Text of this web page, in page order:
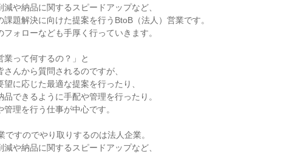
減や納品に関するスピードアップなど、
課題解決に向けた提案を行うBtoB（法人）営業です。
フォローなども手厚く行っていきます。
って何するの？」と
さんから質問されるのですが、
望に応じた最適な提案を行ったり、
品できるように手配や管理を行ったり。
管理を行う仕事が中心です。
すのでやり取りするのは法人企業。
減や納品に関するスピードアップなど、